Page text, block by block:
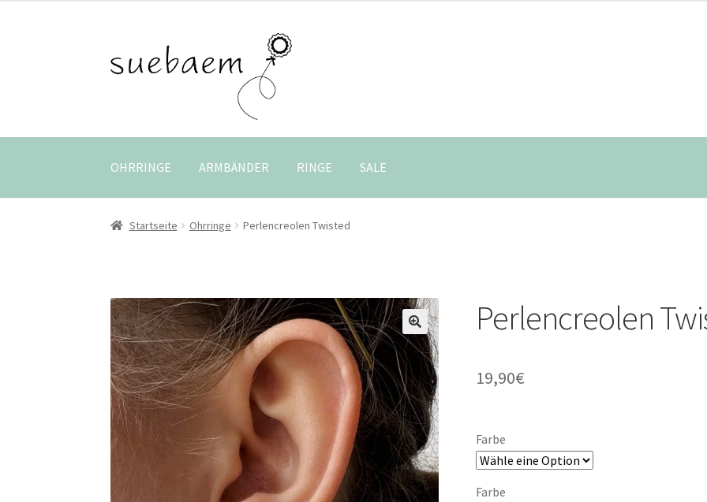
Navigation
Inhalt
OHRRINGE ARMBÄNDER RINGE SALE
Startseite Ohrringe Perlencreolen Twisted
🔍
Perlencreolen
19,90€
Farbe
Farbe